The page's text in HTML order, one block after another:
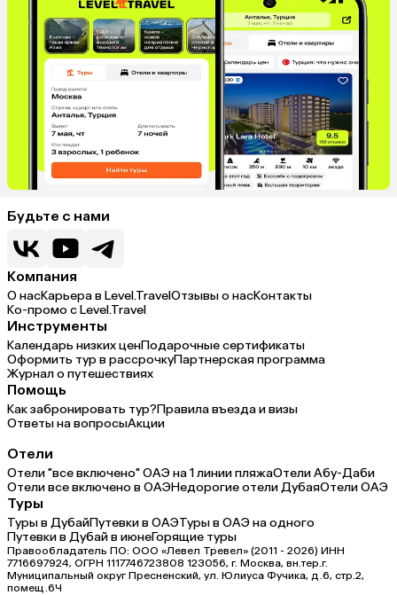
Будьте с нами
Компания
О насКарьера в Level.TravelОтзывы о насКонтакты
Ко-промо с Level.Travel
Инструменты
Календарь низких ценПодарочные сертификаты
Оформить тур в рассрочкуПартнерская программа
Журнал о путешествиях
Помощь
Как забронировать тур?Правила въезда и визы
Ответы на вопросыАкции
Отели
Отели "все включено" ОАЭ на 1 линии пляжаОтели Абу-Даби
Отели все включено в ОАЭНедорогие отели ДубаяОтели ОАЭ
Туры
Туры в ДубайПутевки в ОАЭТуры в ОАЭ на одного
Путевки в Дубай в июнеГорящие туры
Правообладатель ПО: ООО «Левел Тревел» (2011 - 2026) ИНН
7716697924, ОГРН 1117746723808 123056, г. Москва, вн.тер.г.
Муниципальный округ Пресненский, ул. Юлиуса Фучика, д.6, стр.2,
помещ.6Ч